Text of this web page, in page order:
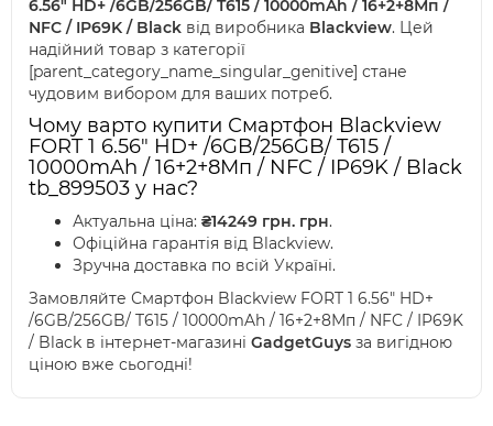
6.56" HD+ /6GB/256GB/ T615 / 10000mAh / 16+2+8Мп /
NFC / IP69K / Black від виробника Blackview. Цей
надійний товар з категорії
[parent_category_name_singular_genitive] стане
чудовим вибором для ваших потреб.
Чому варто купити Смартфон Blackview
FORT 1 6.56" HD+ /6GB/256GB/ T615 /
10000mAh / 16+2+8Мп / NFC / IP69K / Black
tb_899503 у нас?
Актуальна ціна: ₴14249 грн. грн.
Офіційна гарантія від Blackview.
Зручна доставка по всій Україні.
Замовляйте Смартфон Blackview FORT 1 6.56" HD+
/6GB/256GB/ T615 / 10000mAh / 16+2+8Мп / NFC / IP69K
/ Black в інтернет-магазині GadgetGuys за вигідною
ціною вже сьогодні!